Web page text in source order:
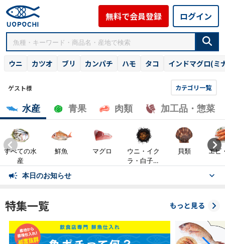
無料で会員登録 ログイン
ウニ カツオ ブリ カンパチ ハモ タコ インドマグロ(ミ
ゲスト様 カテゴリ一覧
水産 青果 肉類 加工品・惣菜
すべての水
産
鮮魚 マグロ
ウニ・イク
ラ・白子・
貝類 エビ
本日のお知らせ
特集一覧 もっと見る